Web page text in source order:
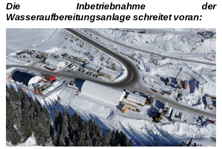
Die Inbetriebnahme der
Wasseraufbereitungsanlage schreitet voran: